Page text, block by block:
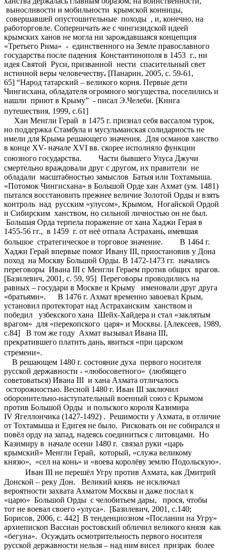
выносливости и мобильности крымской конницы,
совершавшей опустошительные походы , и, конечно, на
работорговле. Соперничать же с чингизидской идеей
крымских ханов не могла ни зарождавшаяся концепция
«Третьего Рима» - единственного на Земле православного
государства после падения Константинополя в 1453 г., ни
идея Святой Руси, призванной нести спасительный свет
истинной веры человечеству. [Панарин, 2005, с. 59-61,
65] “Народ татарский – великого корня. Первые дети
Чингисхана, обладателя огромного могущества, поселились и
нашли приют в Крыму” - писал Э.Челеби. [Книга
путешествия, 1999, с.61]
Хан Менгли Герай в 1475 г. признал себя вассалом турок,
но поддержка Стамбула и мусульманская солидарность не
имели для Крыма решающего значения. Для османов ханство
в конце XV- начале XVI вв. скорее исполняло функции
союзного государства. Части бывшего Улуса Джучи
смертельно враждовали друг с другом, их правители не
обладали масштабностью замыслов Батыя или Тохтамыша.
«Потомок Чингисхана» в Большой Орде хан Ахмат (ум. 1481)
пытался восстановить прежнее величие Золотой Орды и взять
контроль над русским «улусом», Крымом, Ногайской Ордой
и Сибирским ханством, но сильной личностью он не был.
Большая Орда терпела поражение от хана Хаджи Герая в
1455-56 гг., в 1459 г. от неё отпала Астрахань, имевшая
большое стратегическое и торговое значение. В 1464 г.
Хаджи Герай впервые помог Ивану III, приостановив у Дона
поход на Москву Большой Орды. В 1472-1473 гг. начались
переговоры Ивана III с Менгли Гераем против общих врагов.
[Базилевич, 2001, с. 59, 95] Переговоры проводились на
равных – государи в Москве и Крыму именовали друг друга
«братьями». В 1476 г. Ахмат временно завоевал Крым,
установил протекторат над Астраханским ханством и
победил узбекского хана Шейх-Хайдера и стал «заклятым
врагом» для «перекопского царя» и Москвы. [Алексеев, 1989,
c.84] В том же году Ахмат вызывал Ивана III,
прекратившего платить дань, явиться «при царском
стремени».
В решающем 1480 г. состояние духа первого носителя
русской державности - «любосоветного» (любящего
советоваться) Ивана III и хана Ахмата отличалось
осторожностью. Весной 1480 г. Иван III заключил
оборонительно-наступательный военный союз с Крымом
против Большой Орды и польского короля Казимира
IV Ягеллончика (1427-1492) . Решимости у Ахмата, в отличие
от Тохтамыша и Едигея не было. Рисковать он не собирался и
повёл орду на запад, надеясь соединиться с литовцами. Но
Казимиру в начале осени 1480 г. связал руки «царь
крымский» Менгли Герай, который, «служа великому
князю», «сел на конь» и «воева королёву землю Подольскую».
Иван III не перешёл Угру против Ахмата, как Дмитрий
Донской – реку Дон. Великий князь не исключал
вероятности захвата Ахматом Москвы и даже послал к
«царю» Большой Орды с челобитьем дары, прося, чтобы
тот не воевал своего «улуса». [Базилевич, 2001, c.140;
Борисов, 2006, c. 442] В тенденциозном «Послании на Угру»
архиепископ Вассиан ростовский обличил великого князя как
«бегуна». Осуждать осмотрительность первого носителя
русской державности нельзя – над ним висел призрак более